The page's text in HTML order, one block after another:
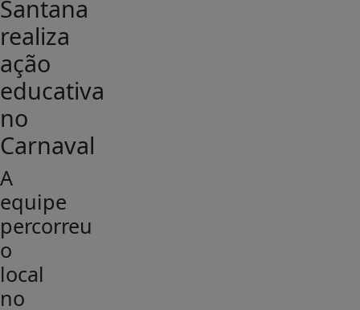
Santana
realiza
ação
educativa
no
Carnaval
A
equipe
percorreu
o
local
no